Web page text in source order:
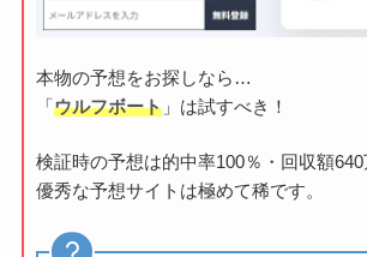
本物の予想をお探しなら…
「ウルフボート」は試すべき！
検証時の予想は的中率100％・回収額
優秀な予想サイトは極めて稀です。